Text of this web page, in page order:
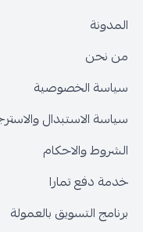
المدونة
من نحن
الخصوصية
سياسة الاستبدال والاسترجاع
الشروط والاحكام
خدمة دفع تمارا
برنامج التسويق بالعمولة